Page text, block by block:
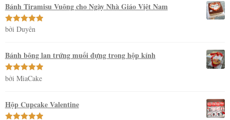
Bánh Tiramisu Vuông cho Ngày Nhà Giáo Việt Nam
Được xếp
sao
bởi Duyên
Bánh bông lan trứng muối đựng trong hộp kính
Được xếp
bởi MiaCake
Hộp Cupcake Valentine